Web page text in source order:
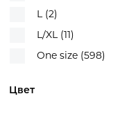
L (2)
L/XL (11)
One size (598)
Цвет